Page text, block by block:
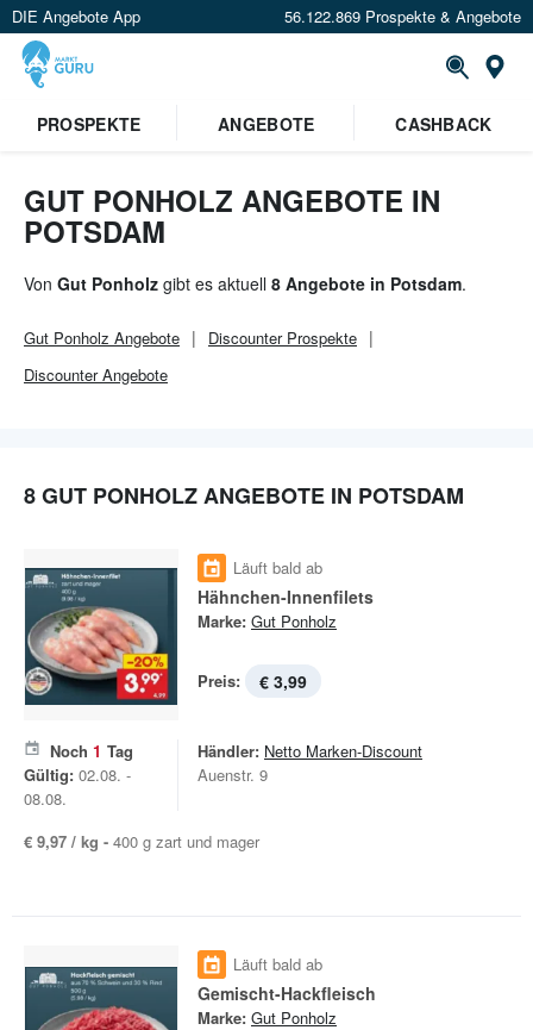
DIE Angebote App 56.122.869 Prospekte & Angebote
PROSPEKTE ANGEBOTE CASHBACK
GUT PONHOLZ ANGEBOTE IN
POTSDAM
Von Gut Ponholz gibt es aktuell 8 Angebote in Potsdam.
Gut Ponholz Angebote DiscounterProspekte
DiscounterAngebote
8 GUT PONHOLZ ANGEBOTE IN POTSDAM
Läuft bald ab
Hähnchen-Innenfilets
Marke: Gut Ponholz
Preis: € 3,99
Noch 1 Tag
Gültig: 02.08. -
08.08.
Händler: Netto Marken-Discount
Auenstr. 9
€ 9,97 / kg - 400 g zart und mager
Läuft bald ab
Gemischt-Hackfleisch
Marke: Gut Ponholz